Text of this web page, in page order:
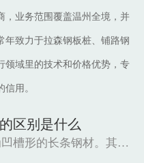
，业务范围覆盖温州全境，并
年致力于拉森钢板桩、铺路钢
领域里的技术和价格优势，专
用。
区别是什么
槽钢是截面为凹槽形的长条钢材。其规格以腰高（h...